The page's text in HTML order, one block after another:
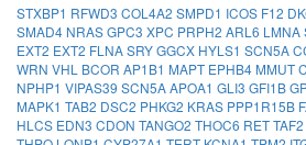
STXBP1 RFWD3 COL4A2 SMPD1 ICOS F12
SMAD4 NRASGPC3 XPC PRPH2 ARL6 LMNA
EXT2 EXT2 FLNASRYGGCX HYLS1 SCN5A
WRN VHL BCOR AP1B1 MAPT EPHB4 MMUT
NPHP1 VIPAS39 SCN5AAPOA1 GLI3 GFI1B
MAPK1 TAB2 DSC2 PHKG2 KRAS PPP1R15B
HLCS EDN3 CDON TANGO2 THOC6 RETTAF2